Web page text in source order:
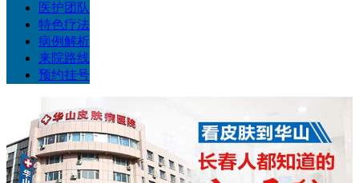
医护团队
特色疗法
病例解析
来院路线
预约挂号